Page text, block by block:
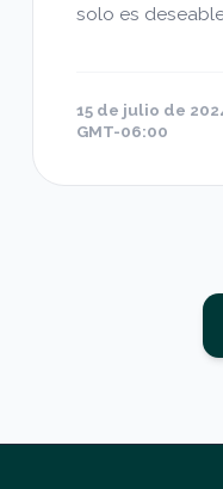
solo es
15 de julio de
GMT-06:00